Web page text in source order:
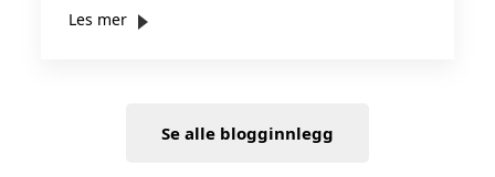
Les mer
Se alle blogginnlegg